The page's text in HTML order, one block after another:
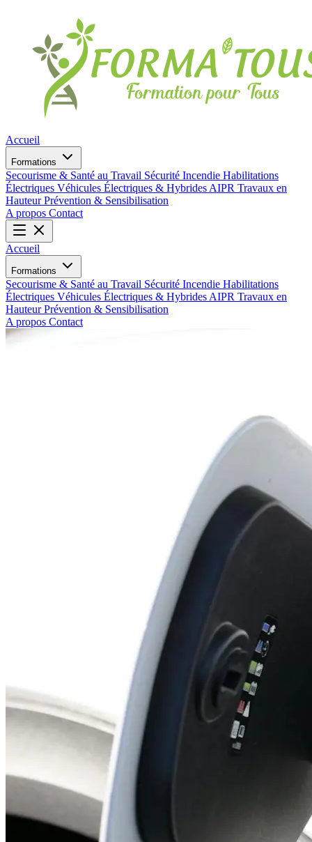
Accueil
Formations
Secourisme & Santé au Travail Sécurité Incendie Habilitations
Électriques Véhicules Électriques & Hybrides AIPR Travaux en
HauteurPrévention & Sensibilisation
A propos Contact
Accueil
Formations
Secourisme & Santé au Travail Sécurité Incendie Habilitations
Électriques Véhicules Électriques & Hybrides AIPR Travaux en
HauteurPrévention & Sensibilisation
A propos Contact